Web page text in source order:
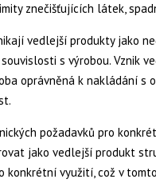
znečišťujících látek,
vedlejší produkty jako
s výrobou. Vznik
oprávněná k nakládání s
požadavků pro
jako vedlejší produkt
konkrétní využití, což v